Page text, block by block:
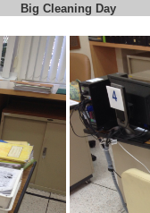
Big Cleaning Day